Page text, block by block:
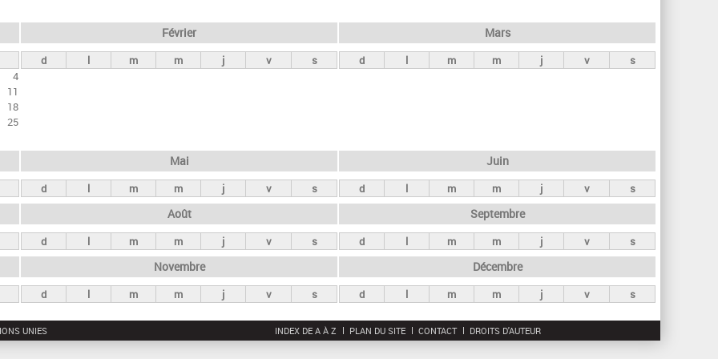
r
c
4
11
18
25
Février
d l m m j v s
Mars
d l m m j v s
Mai
d l m m j v s
Juin
d l m m j v s
Août
d l m m j v s
Septembre
d l m m j v s
Novembre
d l m m j v s
Décembre
d l m m j v s
UNIES INDEX DE A À Z PLAN DU SITE CONTACT DROITS D'AUTEUR